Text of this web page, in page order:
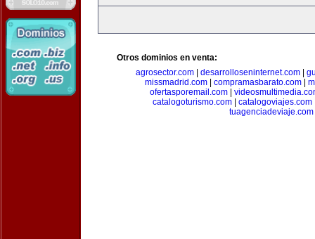
Otros dominios en venta:
agrosector.com
desarrolloseninternet.com
missmadrid.com| compramasbarato.com|
ofertasporemail.com
catalogoturismo.com
catalogoviajes.com
tuagenciadeviaje.com